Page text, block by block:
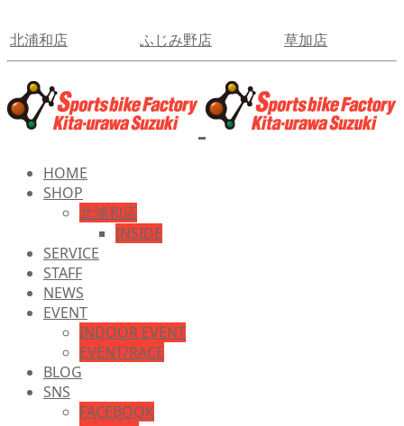
北浦和店 ふじみ野店 草加店
HOME
SHOP
北浦和店
INSIDE
SERVICE
STAFF
NEWS
EVENT
INDOOR EVENT
EVENT/RACE
BLOG
SNS
FACEBOOK